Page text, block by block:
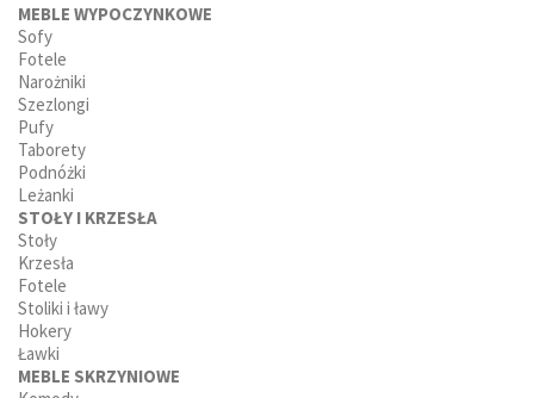
MEBLE WYPOCZYNKOWE
Sofy
Fotele
Narożniki
Szezlongi
Pufy
Taborety
Podnóżki
Leżanki
STOŁY I KRZESŁA
Stoły
Krzesła
Fotele
Stoliki i ławy
Hokery
Ławki
MEBLE SKRZYNIOWE